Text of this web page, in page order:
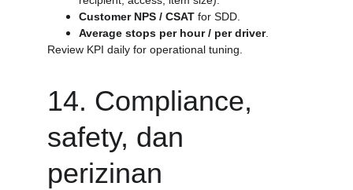
Customer NPS / CSAT for SDD.
Average stops per hour / per driver.
Review KPI daily for operational tuning.
14. Compliance,
safety, dan
perizinan